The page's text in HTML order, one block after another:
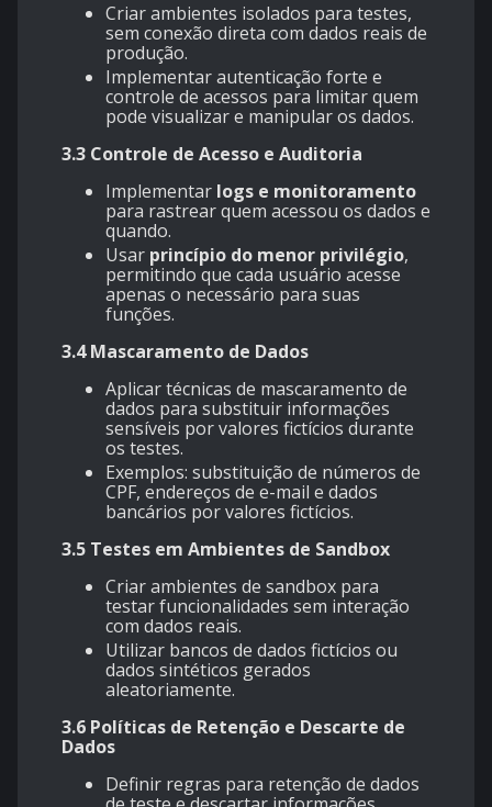
Criar ambientes isolados para testes,
sem conexão direta com dados reais de
produção.
Implementar autenticação forte e
controle de acessos para limitar quem
pode visualizar e manipular os dados.
3.3 Controle de Acesso e Auditoria
Implementar logs e monitoramento
para rastrear quem acessou os dados e
quando.
Usar princípio do menor privilégio,
permitindo que cada usuário acesse
apenas o necessário para suas
funções.
3.4 Mascaramento de Dados
Aplicar técnicas de mascaramento de
dados para substituir informações
sensíveis por valores fictícios durante
os testes.
Exemplos: substituição de números de
CPF, endereços de e-mail e dados
bancários por valores fictícios.
3.5 Testes em Ambientes de Sandbox
Criar ambientes de sandbox para
testar funcionalidades sem interação
com dados reais.
Utilizar bancos de dados fictícios ou
dados sintéticos gerados
aleatoriamente.
3.6 Políticas de Retenção e Descarte de
Dados
Definir regras para retenção de dados